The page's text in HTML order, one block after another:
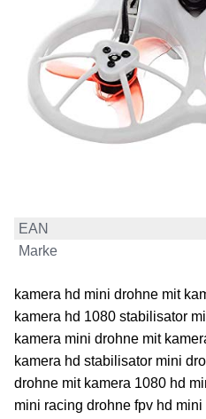
EAN
Marke
kamera hd mini drohne mit
kamera hd 1080 stabilisator
kamera mini drohne mit
kamera hd stabilisator mini
drohne mit kamera 1080 hd
mini racing drohne fpv hd